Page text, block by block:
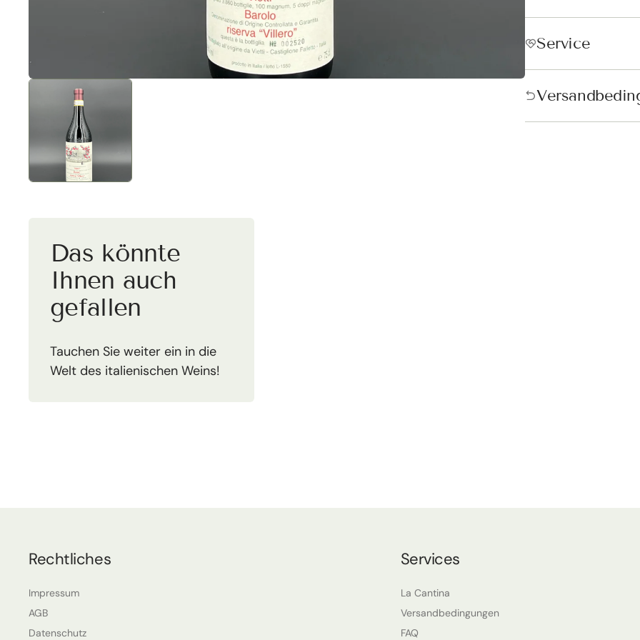
Service
Das könnte
Ihnen auch
gefallen
Tauchen Sie weiter ein in die
Welt des italienischen Weins!
Rechtliches
Impressum
AGB
Datenschutz
Services
La Cantina
Versandbedingungen
FAQ